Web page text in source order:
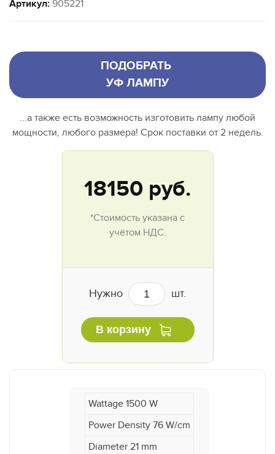
Артикул: 905221
ПОДОБРАТЬ
УФ ЛАМПУ
...а также есть возможность изготовить лампу любой
мощности, любого размера! Срок поставки от 2 недель.
18150 руб.
*Стоимость указана с
учётом НДС.
Нужно шт.
В корзину
Wattage 1500 W
Power Density 76 W/cm
Diameter 21 mm